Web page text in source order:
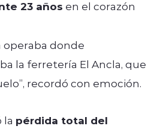
23 años en el corazón
operaba donde
la ferretería El Ancla, que
recordó con emoción.
la pérdida total del